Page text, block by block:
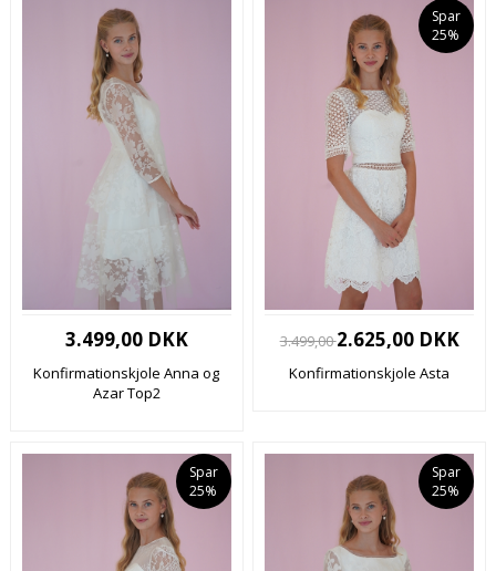
3.499,00 DKK
Konfirmationskjole Anna og
Azar Top2
Spar
25%
3.499,002.625,00 DKK
Konfirmationskjole Asta
Spar
25%
Spar
25%